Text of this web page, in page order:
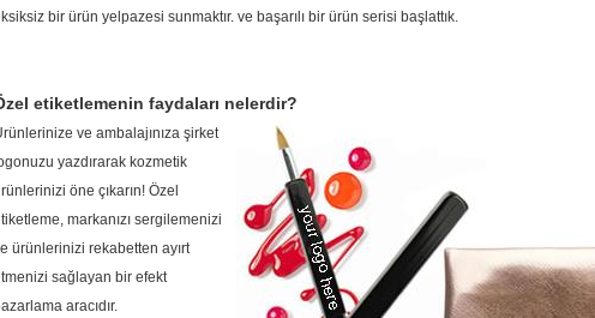
bir ürün yelpazesi sunmaktır. ve başarılı bir ürün serisi başlattık.
etiketlemenin faydaları nelerdir?
ve ambalajınıza şirket
yazdırarak kozmetik
öne çıkarın! Özel
markanızı sergilemenizi
ürünlerinizi rekabetten ayırt
sağlayan bir efekt
aracıdır.